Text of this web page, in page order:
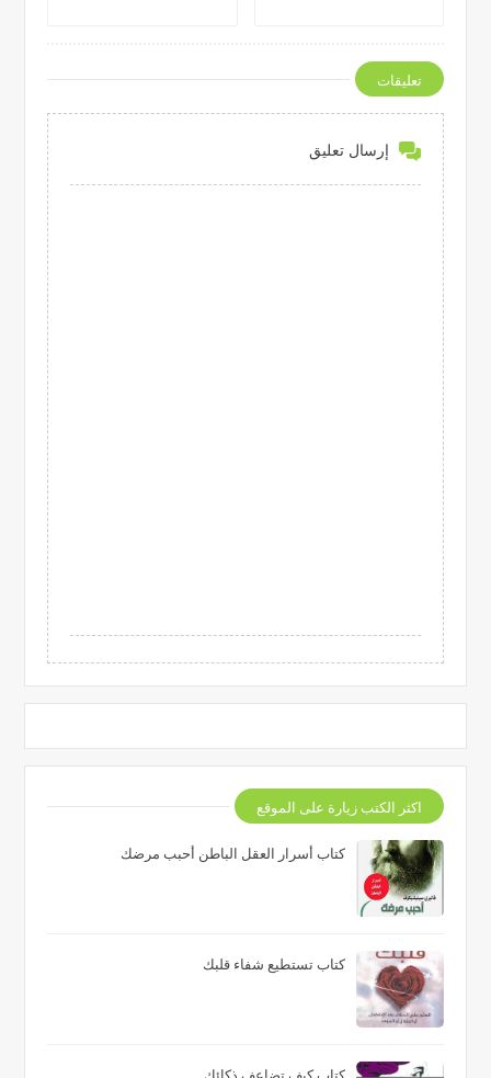
تعليقات
إرسال تعليق
اكثر الكتب زيارة على الموقع
كتاب أسرار العقل الباطن أحبب مرضك
كتاب تستطيع شفاء قلبك